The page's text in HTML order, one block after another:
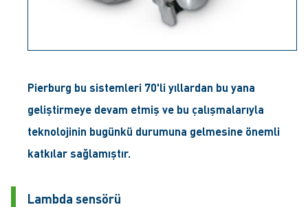
Pierburg bu sistemleri 70'li yıllardan bu yana
geliştirmeye devam etmiş ve bu çalışmalarıyla
teknolojinin bugünkü durumuna gelmesine önemli
katkılar sağlamıştır.
Lambda sensörü